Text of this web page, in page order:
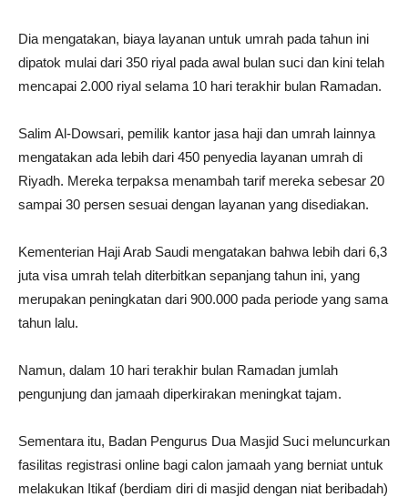
Dia mengatakan, biaya layanan untuk umrah pada tahun ini
dipatok mulai dari 350 riyal pada awal bulan suci dan kini telah
mencapai 2.000 riyal selama 10 hari terakhir bulan Ramadan.
Salim Al-Dowsari, pemilik kantor jasa haji dan umrah lainnya
mengatakan ada lebih dari 450 penyedia layanan umrah di
Riyadh. Mereka terpaksa menambah tarif mereka sebesar 20
sampai 30 persen sesuai dengan layanan yang disediakan.
Kementerian Haji Arab Saudi mengatakan bahwa lebih dari 6,3
juta visa umrah telah diterbitkan sepanjang tahun ini, yang
merupakan peningkatan dari 900.000 pada periode yang sama
tahun lalu.
Namun, dalam 10 hari terakhir bulan Ramadan jumlah
pengunjung dan jamaah diperkirakan meningkat tajam.
Sementara itu, Badan Pengurus Dua Masjid Suci meluncurkan
fasilitas registrasi online bagi calon jamaah yang berniat untuk
melakukan Itikaf (berdiam diri di masjid dengan niat beribadah)